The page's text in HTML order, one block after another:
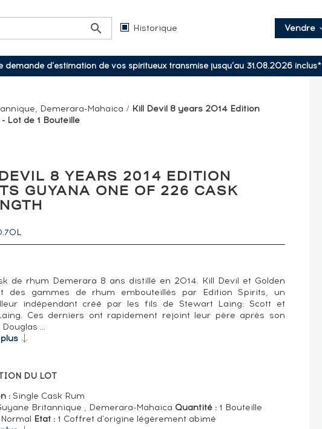
Historique Vendre
d’estimation de vos spiritueux transmise jusqu’au 31.08.2026 inclus*
Demerara-Mahaica / Kill Devil 8 years 2014 Edition
Lot de 1 Bouteille
8 YEARS 2014 EDITION
GUYANA ONE OF 226 CASK
de rhum Demerara 8 ans distillé en 2014. Kill Devil et Golden
des gammes de rhum embouteillés par Edition Spirits, un
indépendant créé par les fils de Stewart Laing: Scott et
Ces derniers ont rapidement rejoint leur père après son
…
DU LOT
:Single Cask Rum
Britannique , Demerara-Mahaica Quantité :1 Bouteille
Etat :1 Coffret d'origine légèrement abimé